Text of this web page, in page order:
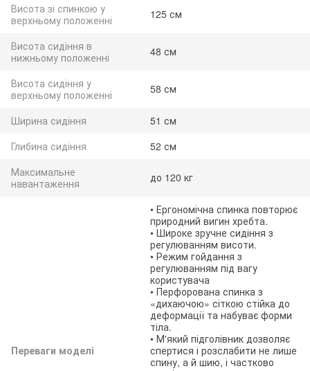
Висота зі спинкою у
верхньому положенні
125 см
Висота сидіння в
нижньому положенні
48 см
Висота сидіння у
верхньому положенні
58 см
Ширина сидіння
51 см
Глибина сидіння
52 см
Максимальне
навантаження
до 120 кг
Переваги моделі
• Ергономічна спинка повторює
природний вигин хребта.
• Широке зручне сидіння з
регулюванням висоти.
• Режим гойдання з
регулюванням під вагу
користувача
• Перфорована спинка з
«дихаючою» сіткою стійка до
деформації та набуває форми
тіла.
• М'який підголівник дозволяє
спертися і розслабити не лише
спину, а й шию, і частково